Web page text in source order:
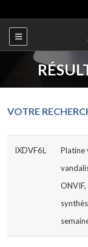
VOTRE
IXDVF6L
Platine